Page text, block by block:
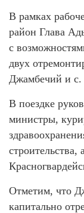
В рамках
район Глава
с
двух
Джамбечий и с.
В поездке
министры,
строительства,
Отметим, что
капитально